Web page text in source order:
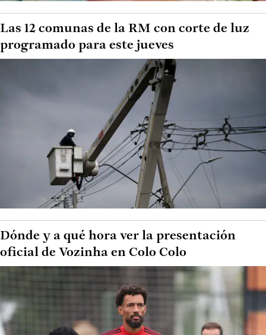
Las 12 comunas de la RM con corte de luz
programado para este jueves
Dónde y a qué hora ver la presentación
oficial de Vozinha en Colo Colo